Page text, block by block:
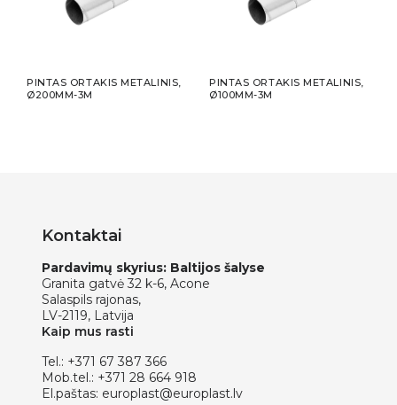
PINTAS ORTAKIS METALINIS,
Ø200MM-3M
PINTAS ORTAKIS METALINIS,
Ø100MM-3M
Kontaktai
Pardavimų skyrius: Baltijos šalyse
Granita gatvė 32 k-6, Acone
Salaspils rajonas,
LV-2119, Latvija
Kaip mus rasti
Tel.: +371 67 387 366
Mob.tel.: +371 28 664 918
El.paštas: europlast@europlast.lv